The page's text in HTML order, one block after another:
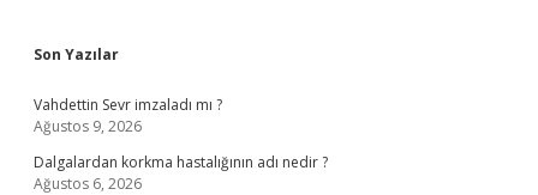
Sidebar
Son Yazılar
Vahdettin Sevr imzaladı mı ?
Ağustos 9, 2026
Dalgalardan korkma hastalığının adı nedir ?
Ağustos 6, 2026